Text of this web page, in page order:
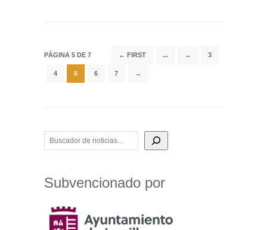
PÁGINA 5 DE 7 ← FIRST ... ← 3
4 5 6 7 →
BUSCADOR DE NOTICIAS
Subvencionado por